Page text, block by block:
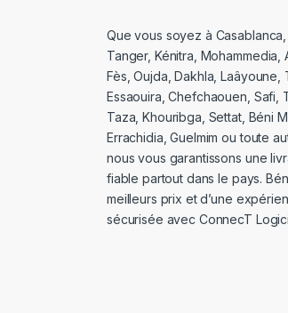
Que vous soyez à Casablanca,
Tanger, Kénitra, Mohammedia,
Fès, Oujda, Dakhla, Laâyoune,
Essaouira, Chefchaouen, Safi,
Taza, Khouribga, Settat, Béni
Errachidia, Guelmim ou toute
nous vous garantissons une
fiable partout dans le pays.
meilleurs prix et d’une
sécurisée avec ConnecT